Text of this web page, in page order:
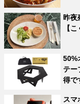
昨夜
【
50%
テー
得で
スマ